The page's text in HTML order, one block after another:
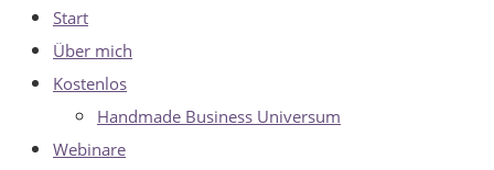
Start
Über mich
Kostenlos
Handmade Business Universum
Webinare